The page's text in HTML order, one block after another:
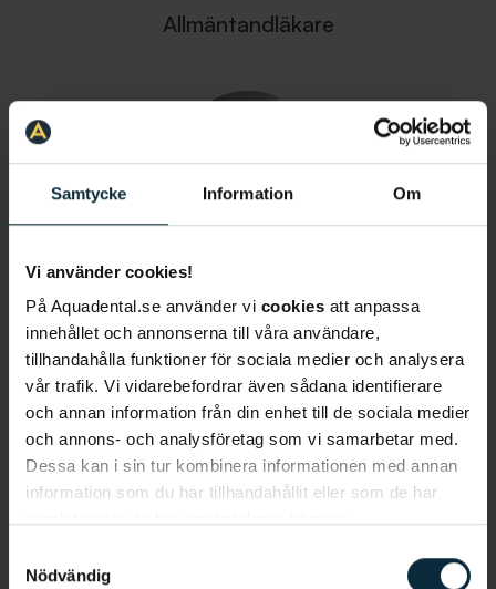
Samtycke Information Om
Vi använder cookies!
På Aquadental.se använder vi cookies att anpassa
innehållet och annonserna till våra användare,
tillhandahålla funktioner för sociala medier och analysera
vår trafik. Vi vidarebefordrar även sådana identifierare
och annan information från din enhet till de sociala medier
och annons- och analysföretag som vi samarbetar med.
Dessa kan i sin tur kombinera informationen med annan
information som du har tillhandahållit eller som de har
Nödvändig
Allmäntandläkare
Tandhygienist